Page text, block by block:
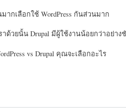
ากเลือกใช้ WordPress กันส่วนมาก
าด้วยนั้น Drupal มีผู้ใช้งานน้อยกว่าอย่าง
vs Drupal คุณจะเลือกอะไร